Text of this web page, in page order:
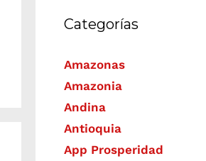
Categorías
Amazonas
Amazonia
Andina
Antioquia
App Prosperidad